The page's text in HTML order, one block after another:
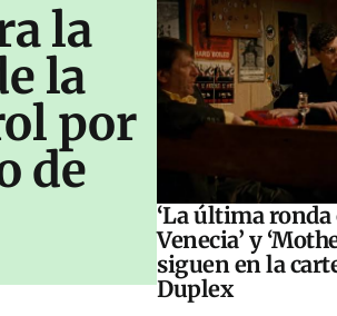
la
la
por
de
‘La última ronda
Venecia’ y
siguen en la
Duplex